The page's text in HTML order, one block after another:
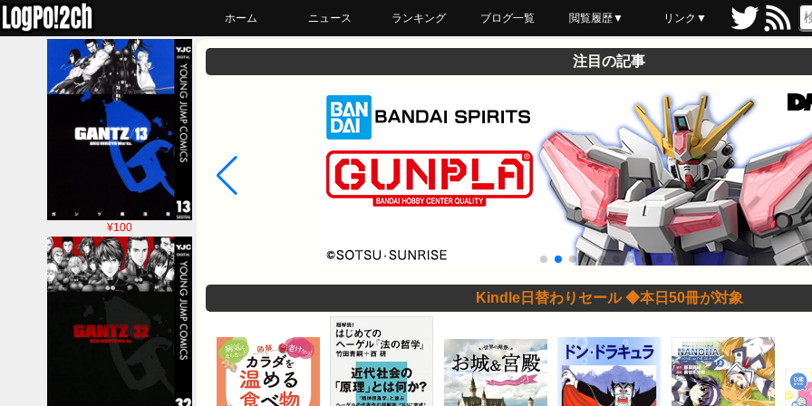
ホーム ニュース ランキング ブログ一覧 閲覧履歴▼
最近読んだ
あとで読む
ブックマーク
リンク▼
¥100
注目の記事
Kindle日替わりセール ◆本日50冊が対象